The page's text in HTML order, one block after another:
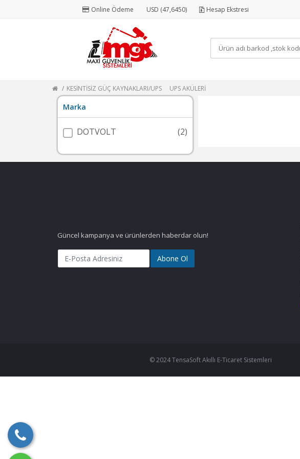
Online Ödeme USD (47,6450) Hesap Ekstresi
KESİNTİSİZ GÜÇ KAYNAKLARI/UPS UPS AKÜLERİ
Marka
DOTVOLT (2)
Güncel kampanya ve ürünlerden haberdar olun!
Abone Ol
© 2024 TensaSoft Akıllı E-Ticaret Sistemleri